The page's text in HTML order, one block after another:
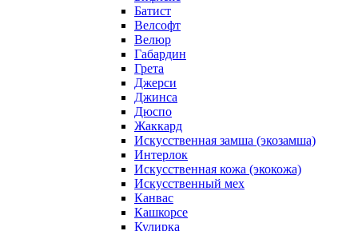
Батист
Велсофт
Велюр
Габардин
Грета
Джерси
Джинса
Дюспо
Жаккард
Искусственная замша (экозамша)
Интерлок
Искусственная кожа (экокожа)
Искусственный мех
Канвас
Кашкорсе
Кулирка